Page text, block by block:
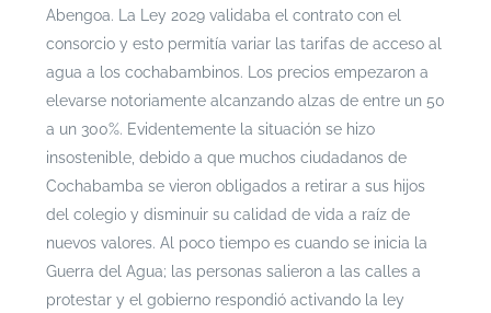
Abengoa. La Ley 2029 validaba el contrato con el
consorcio y esto permitía variar las tarifas de acceso al
agua a los cochabambinos. Los precios empezaron a
elevarse notoriamente alcanzando alzas de entre un 50
a un 300%. Evidentemente la situación se hizo
insostenible, debido a que muchos ciudadanos de
Cochabamba se vieron obligados a retirar a sus hijos
del colegio y disminuir su calidad de vida a raíz de
nuevos valores. Al poco tiempo es cuando se inicia la
Guerra del Agua; las personas salieron a las calles a
protestar y el gobierno respondió activando la ley